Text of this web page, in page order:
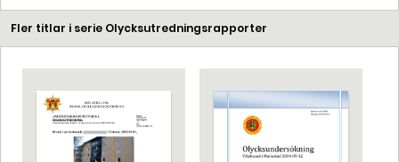
Fler titlar i serie Olycksutredningsrapporter